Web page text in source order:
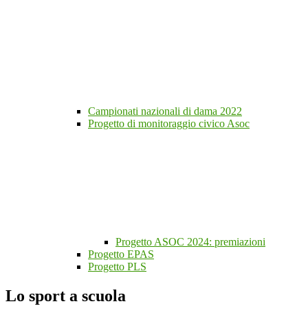
Campionati nazionali di dama 2022
Progetto di monitoraggio civico Asoc
Progetto ASOC 2024: premiazioni
Progetto EPAS
Progetto PLS
Lo sport a scuola